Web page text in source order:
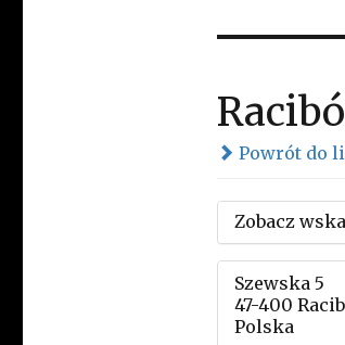
Powrót do
Zobacz
Szewska 5
47-400
Polska